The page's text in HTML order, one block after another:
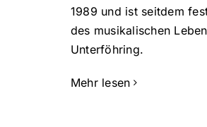
1989 und ist seitdem
des musikalischen
Unterföhring.
Mehr lesen